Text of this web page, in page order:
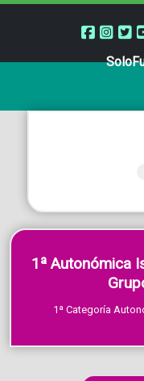
1ª Autonómica
1ª Categoría